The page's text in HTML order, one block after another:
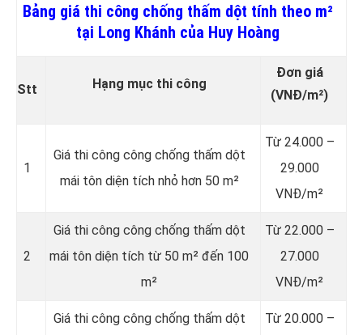
Bảng giá thi công chống thấm dột tính theo m²
tại Long Khánh của Huy Hoàng
Stt Hạng mục thi công
Đơn giá
(VNĐ/m²)
1
Giá thi công công chống thấm dột
mái tôn diện tích nhỏ hơn 50 m²
Từ 24.000 –
29.000
VNĐ/m²
2
Giá thi công công chống thấm dột
mái tôn diện tích từ 50 m² đến 100
m²
Từ 22.000 –
27.000
VNĐ/m²
Giá thi công công chống thấm dột
Từ 20.000 –